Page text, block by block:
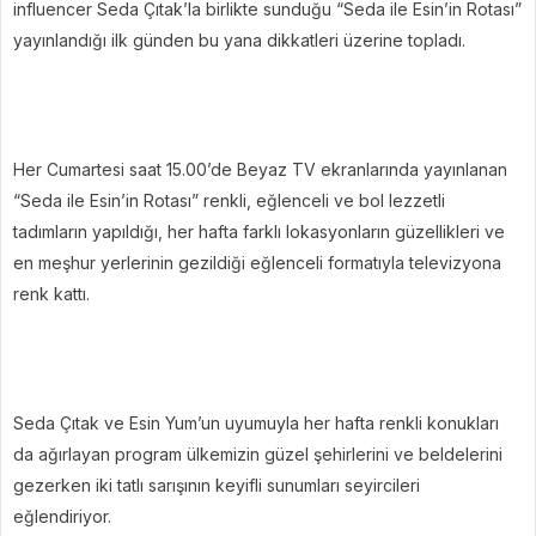
influencer Seda Çıtak’la birlikte sunduğu “Seda ile Esin’in Rotası”
yayınlandığı ilk günden bu yana dikkatleri üzerine topladı.
Her Cumartesi saat 15.00’de Beyaz TV ekranlarında yayınlanan
“Seda ile Esin’in Rotası” renkli, eğlenceli ve bol lezzetli
tadımların yapıldığı, her hafta farklı lokasyonların güzellikleri ve
en meşhur yerlerinin gezildiği eğlenceli formatıyla televizyona
renk kattı.
Seda Çıtak ve Esin Yum’un uyumuyla her hafta renkli konukları
da ağırlayan program ülkemizin güzel şehirlerini ve beldelerini
gezerken iki tatlı sarışının keyifli sunumları seyircileri
eğlendiriyor.